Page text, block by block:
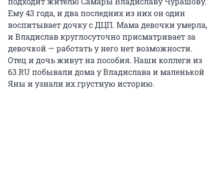
Ему 43 года, и два последних из них он один
воспитывает дочку с ДЦП. Мама девочки умерла,
и Владислав круглосуточно присматривает за
девочкой — работать у него нет возможности.
Отец и дочь живут на пособия. Наши коллеги из
63.RU побывали дома у Владислава и маленькой
Яны и узнали их грустную историю.